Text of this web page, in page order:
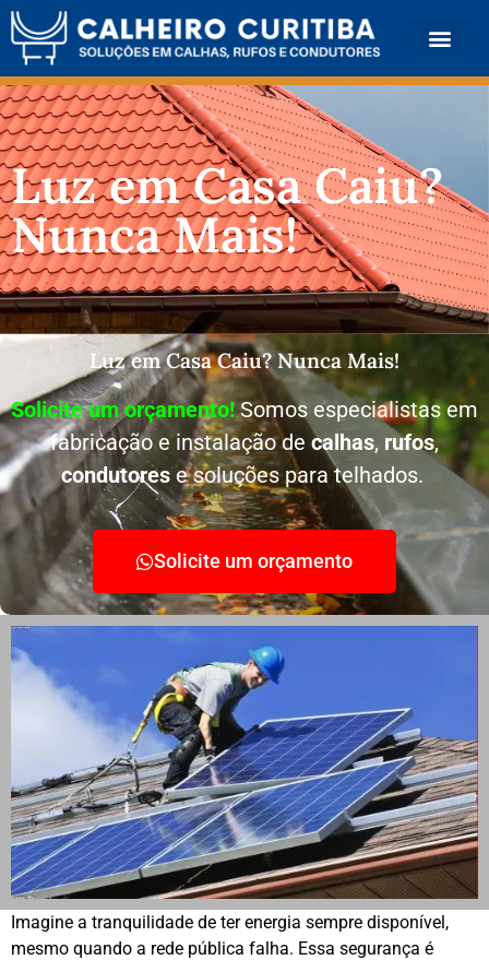
Luz em Casa Caiu?
Nunca Mais!
Luz em Casa Caiu? Nunca Mais!
Solicite um orçamento!Somos especialistas em
fabricação e instalação de calhas, rufos,
condutores e soluções para telhados.
Solicite um orçamento
Imagine a tranquilidade de ter energia sempre disponível,
mesmo quando a rede pública falha. Essa segurança é